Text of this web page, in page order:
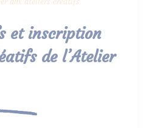
et inscription
de l’Atelier